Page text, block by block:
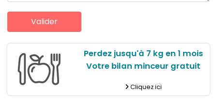
Perdez jusqu'à 7 kg en 1 mois
Votre bilan minceur gratuit
Cliquez ici